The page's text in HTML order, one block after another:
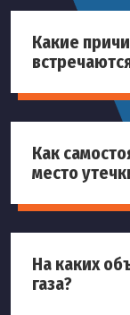
Какие
Как
место
На каких
газа?